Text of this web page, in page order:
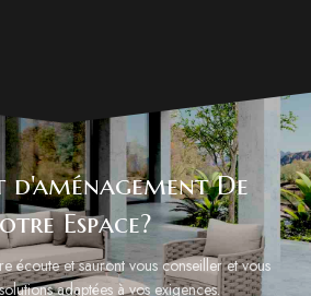
De
Espace?
écoute et sauront vous conseiller et vous
adaptées à vos exigences.